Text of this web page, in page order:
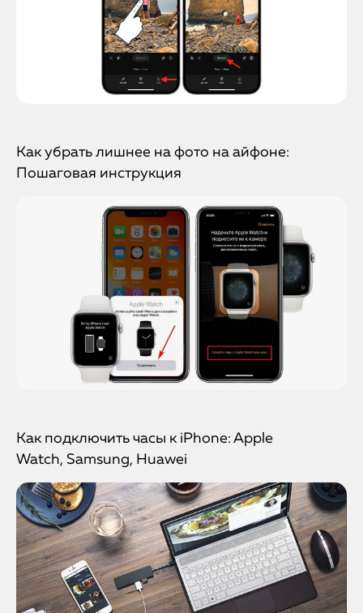
Как убрать лишнее на фото на айфоне:
Пошаговая инструкция
Как подключить часы к iPhone: Apple
Watch, Samsung, Huawei